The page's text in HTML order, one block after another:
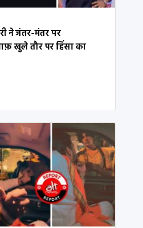
ने जंतर-मंतर पर
खुले तौर पर हिंसा का